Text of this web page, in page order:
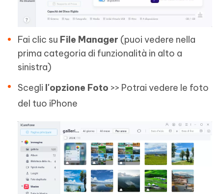
Fai clic su File Manager (puoi vedere nella
prima categoria di funzionalità in alto a
sinistra)
Scegli l'opzione Foto >> Potrai vedere le foto
del tuo iPhone